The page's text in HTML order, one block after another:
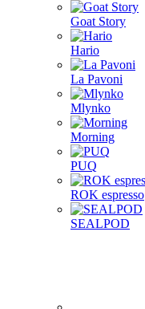
Goat Story
Hario
La Pavoni
Mlynko
Morning
PUQ
ROK espresso
SEALPOD